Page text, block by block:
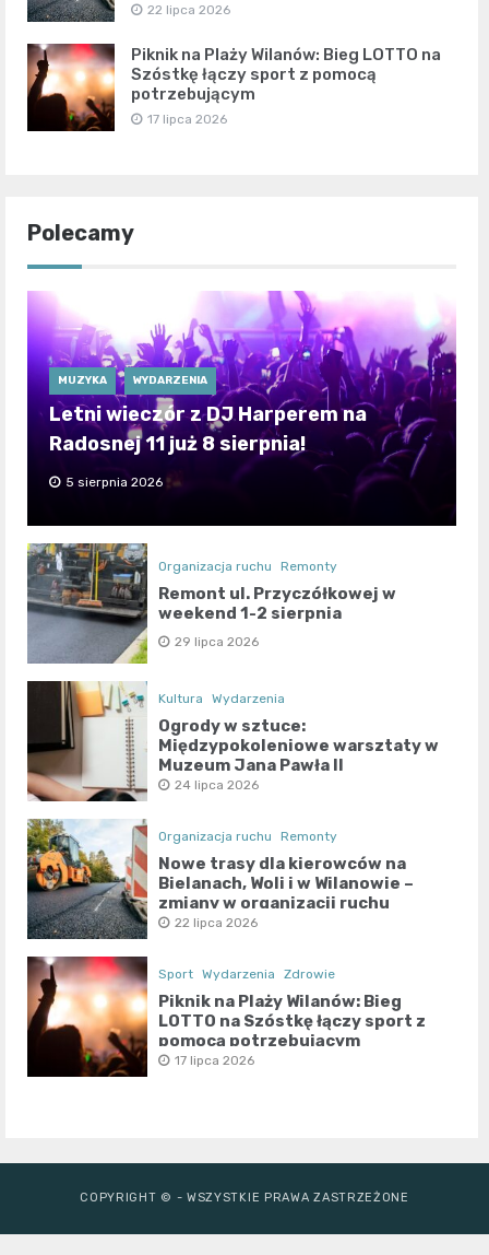
22 lipca 2026
Piknik na Plaży Wilanów: Bieg LOTTO na
Szóstkę łączy sport z pomocą
potrzebującym
17 lipca 2026
Polecamy
MUZYKA WYDARZENIA
Letni wieczór z DJ Harperem na
Radosnej 11 już 8 sierpnia!
5 sierpnia 2026
Organizacja ruchu Remonty
Remont ul. Przyczółkowej w
weekend 1-2 sierpnia
29 lipca 2026
Kultura Wydarzenia
Ogrody w sztuce:
Międzypokoleniowe warsztaty w
Muzeum Jana Pawła II
24 lipca 2026
Organizacja ruchu Remonty
Nowe trasy dla kierowców na
Bielanach, Woli i w Wilanowie –
zmiany w organizacji ruchu
22 lipca 2026
Sport Wydarzenia Zdrowie
Piknik na Plaży Wilanów: Bieg
LOTTO na Szóstkę łączy sport z
pomocą potrzebującym
17 lipca 2026
COPYRIGHT © - WSZYSTKIE PRAWA ZASTRZEŻONE